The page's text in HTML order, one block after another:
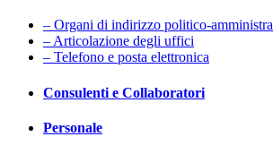
– Organi di indirizzo politico-
– Articolazione degli uffici
– Telefono e posta elettronica
Consulenti e Collaboratori
Personale